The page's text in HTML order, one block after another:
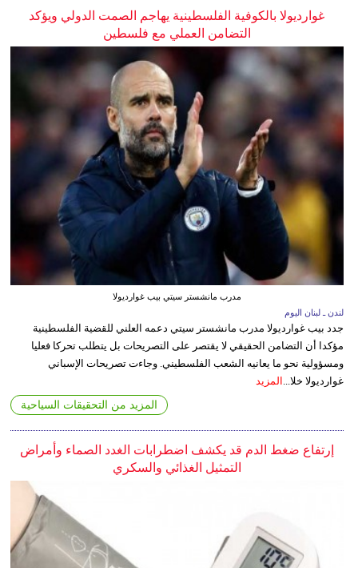
غوارديولا بالكوفية الفلسطينية يهاجم الصمت الدولي ويؤكد
التضامن العملي مع فلسطين
مدرب مانشستر سيتي بيب غوارديولا
لندن ـ لبنان اليوم
جدد بيب غوارديولا مدرب مانشستر سيتي دعمه العلني للقضية الفلسطينية
مؤكدا أن التضامن الحقيقي لا يقتصر على التصريحات بل يتطلب تحركا فعليا
ومسؤولية نحو ما يعانيه الشعب الفلسطيني. وجاءت تصريحات الإسباني
غوارديولا خلا...
المزيد
المزيد من التحقيقات السياحية
إرتفاع ضغط الدم قد يكشف اضطرابات الغدد الصماء وأمراض
التمثيل الغذائي والسكري